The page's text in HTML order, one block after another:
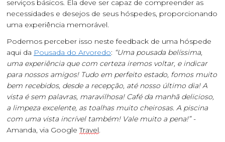
serviços básicos. Ela deve ser capaz de compreender as
necessidades e desejos de seus hóspedes, proporcionando
uma experiência memorável.
Podemos perceber isso neste feedback de uma hóspede
aqui da Pousada do Arvoredo: “Uma pousada belíssima,
uma experiência que com certeza iremos voltar, e indicar
para nossos amigos! Tudo em perfeito estado, fomos muito
bem recebidos, desde a recepção, até nosso último dia! A
vista é sem palavras, maravilhosa! Café da manhã delicioso,
a limpeza excelente, as toalhas muito cheirosas. A piscina
com uma vista incrível também! Vale muito a pena!” -
Amanda, via GoogleTravel.